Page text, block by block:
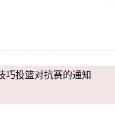
巧投篮对抗赛的通知